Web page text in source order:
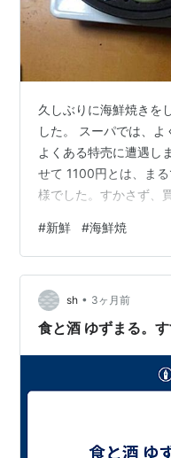
久しぶりに海鮮焼きを
した。 スーパでは、よ
よくある特売に遭遇し
せて 1100円とは、ま
様でした。すかさず、
り」、「味」、 「美味
ざいました。 完。
#新鮮 #海鮮焼
sh • 3ヶ月前
食と酒 ゆずまる。